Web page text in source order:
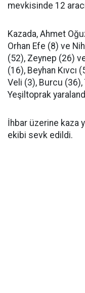
mevkisinde 12
Kazada, Ahmet
Orhan Efe (8) ve
(52), Zeynep (26)
(16), Beyhan Kıvcı
Veli (3), Burcu (36),
Yeşiltoprak
İhbar üzerine kaza
ekibi sevk edildi.